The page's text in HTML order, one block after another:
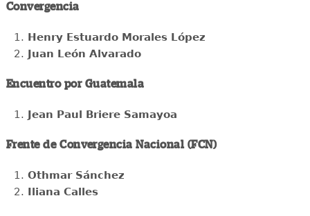
Convergencia
Henry Estuardo Morales López
Juan León Alvarado
Encuentro por Guatemala
Jean Paul Briere Samayoa
Frente de Convergencia Nacional (FCN)
Othmar Sánchez
Iliana Calles